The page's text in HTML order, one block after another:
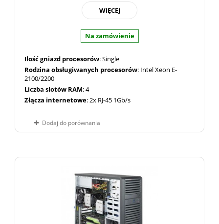
WIĘCEJ
Na zamówienie
Ilość gniazd procesorów: Single
Rodzina obsługiwanych procesorów: Intel Xeon E-
2100/2200
Liczba slotów RAM: 4
Złącza internetowe: 2x RJ-45 1Gb/s
Dodaj do porównania